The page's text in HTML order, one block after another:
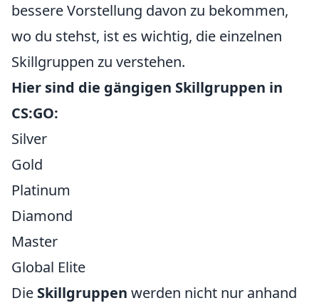
bessere Vorstellung davon zu bekommen,
wo du stehst, ist es wichtig, die einzelnen
Skillgruppen zu verstehen.
Hier sind die gängigen Skillgruppen in
CS:GO:
Silver
Gold
Platinum
Diamond
Master
Global Elite
Die Skillgruppen werden nicht nur anhand